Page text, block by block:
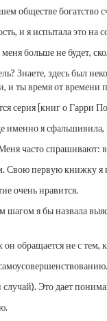
обществе богатство
и я испытала это на
меня больше не будет,
Знаете, здесь был
ты время от времени
серия [книг о Гарри
я сфальшивила,
часто
Свою первую
очень нравится.
я бы назвала
обращается не с тем,
Это дает